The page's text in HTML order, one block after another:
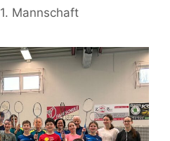
1. Mannschaft